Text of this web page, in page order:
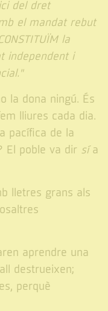
del dret
el mandat rebut
la
independent i
la dona ningú. És
lliures cada dia.
pacífica de la
El poble va dir sía
lletres grans als
aprendre una
destrueixen;
perquè